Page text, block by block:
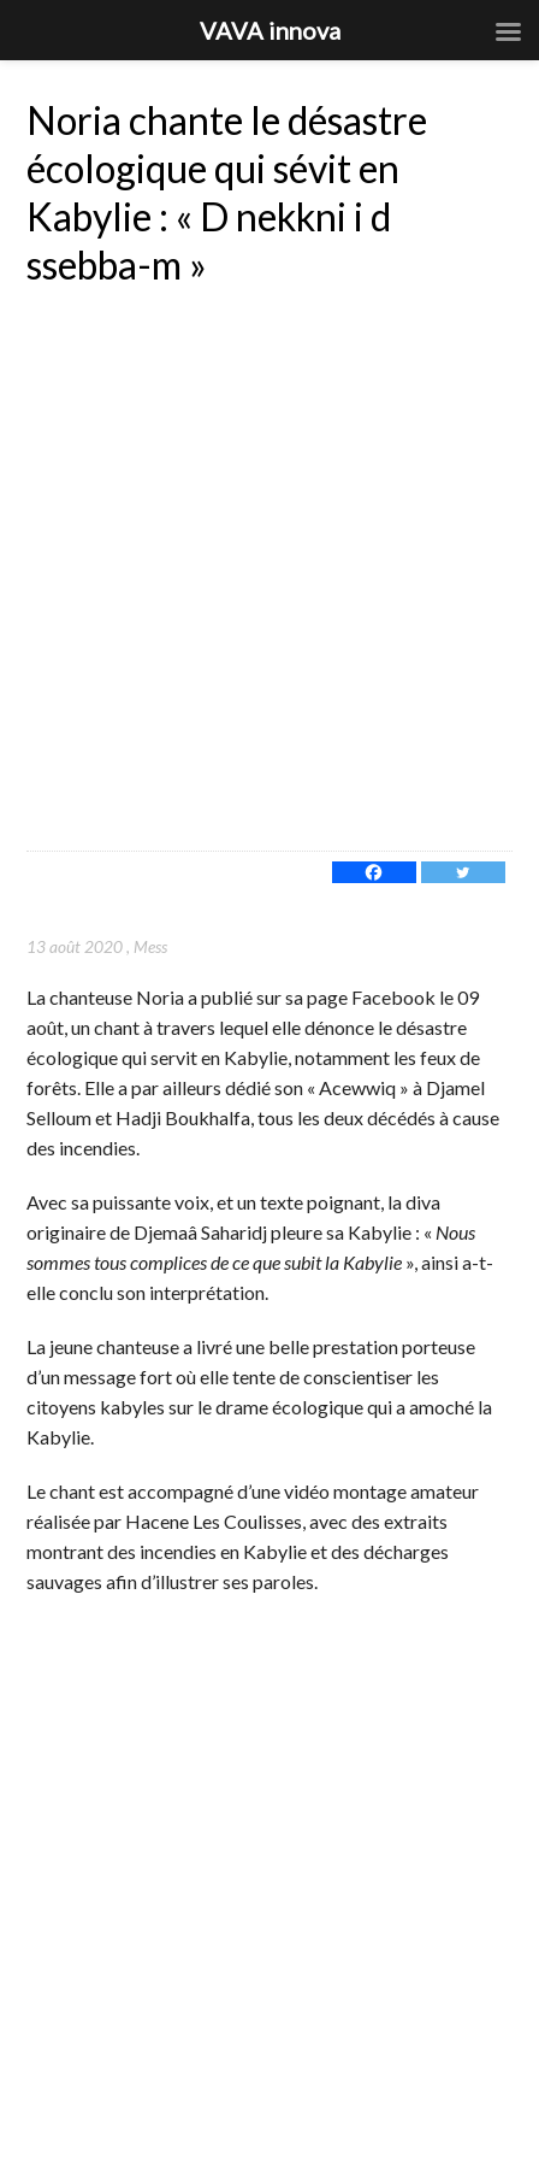
Noria chante le désastre
écologique qui sévit en
Kabylie : « D nekkni i d
ssebba-m »
13 août 2020, Mess
La chanteuse Noria a publié sur sa page Facebook le 09
août, un chant à travers lequel elle dénonce le désastre
écologique qui servit en Kabylie, notamment les feux de
forêts. Elle a par ailleurs dédié son « Acewwiq » à Djamel
Selloum et Hadji Boukhalfa, tous les deux décédés à cause
des incendies.
Avec sa puissante voix, et un texte poignant, la diva
originaire de Djemaâ Saharidj pleure sa Kabylie : « Nous
sommes tous complices de ce que subit la Kabylie », ainsi a-t-
elle conclu son interprétation.
La jeune chanteuse a livré une belle prestation porteuse
d’un message fort où elle tente de conscientiser les
citoyens kabyles sur le drame écologique qui a amoché la
Kabylie.
Le chant est accompagné d’une vidéo montage amateur
réalisée par Hacene Les Coulisses, avec des extraits
montrant des incendies en Kabylie et des décharges
sauvages afin d’illustrer ses paroles.
VAVA innova